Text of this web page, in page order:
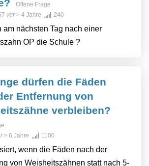
Offene Frage
vor> 4 Jahre 240
am nächsten Tag nach einer
OP die Schule ?
dürfen die Fäden
Entfernung von
verbleiben?
> 6 Jahre 1100
wenn die Fäden nach der
von Weisheitszähnen statt nach 5-